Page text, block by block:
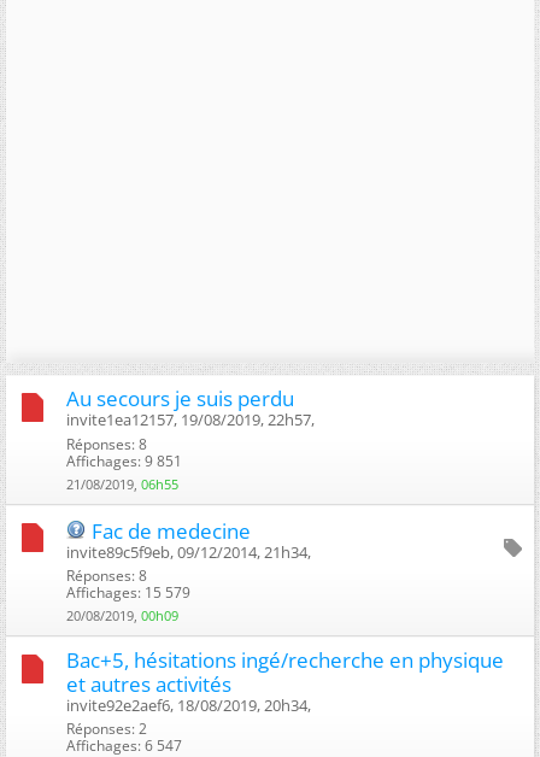
Au secours je suis perdu
invite1ea12157, 19/08/2019, 22h57, ‎
Réponses: 8
Affichages: 9 851
21/08/2019, 06h55
Fac de medecine
invite89c5f9eb, 09/12/2014, 21h34, ‎
Réponses: 8
Affichages: 15 579
20/08/2019, 00h09
Bac+5, hésitations ingé/recherche en physique
et autres activités
invite92e2aef6, 18/08/2019, 20h34, ‎
Réponses: 2
Affichages: 6 547